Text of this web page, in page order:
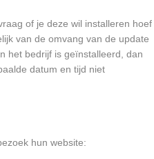
of je deze wil installeren hoef
van de omvang van de update
het bedrijf is geïnstalleerd, dan
datum en tijd niet
hun website: